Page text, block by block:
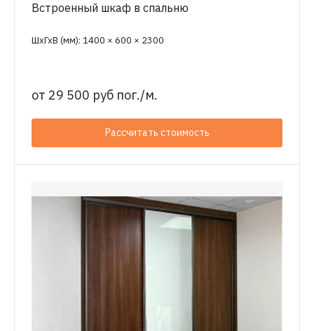
Встроенный шкаф в спальню
ШхГхВ (мм): 1400 × 600 × 2300
от 29 500 руб пог./м.
Рассчитать стоимость